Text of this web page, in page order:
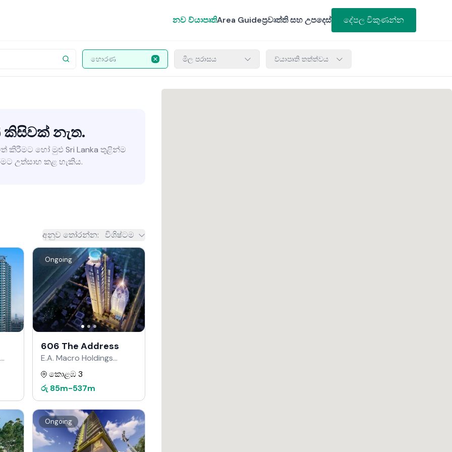
නව ව්යාපෘතිArea Guideප්‍රවෘත්ති සහ උපදෙස් දේපල විකුණන්න
හොරණ මිල පරාසය ව්යාපෘති තත්ත්වය
කිසිවක් නැත.
කිරීමට හෝ මුළු Sri Lanka තුළින්ම
උත්සාහ කළ හැකිය.
අනුව තෝරන්න: විශිෂ්ටම
Ongoing
606 The Address
E.A. Macro Holdings
වෙතින්
කොළඹ 3
රු 85m-537m
Ongoing